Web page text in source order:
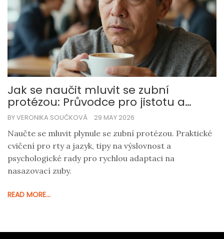
Jak se naučit mluvit se zubní
protézou: Průvodce pro jistotu a
výslovnost
BY VERONIKA SOUČKOVÁ 29 MAY 2026
Naučte se mluvit plynule se zubní protézou. Praktické
cvičení pro rty a jazyk, tipy na výslovnost a
psychologické rady pro rychlou adaptaci na
nasazovací zuby.
READ MORE...